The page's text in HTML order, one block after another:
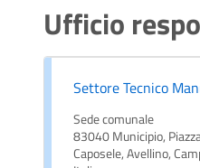
Ufficio
Settore Tecnico
Sede comunale
83040 Municipio,
Caposele, Avellino,